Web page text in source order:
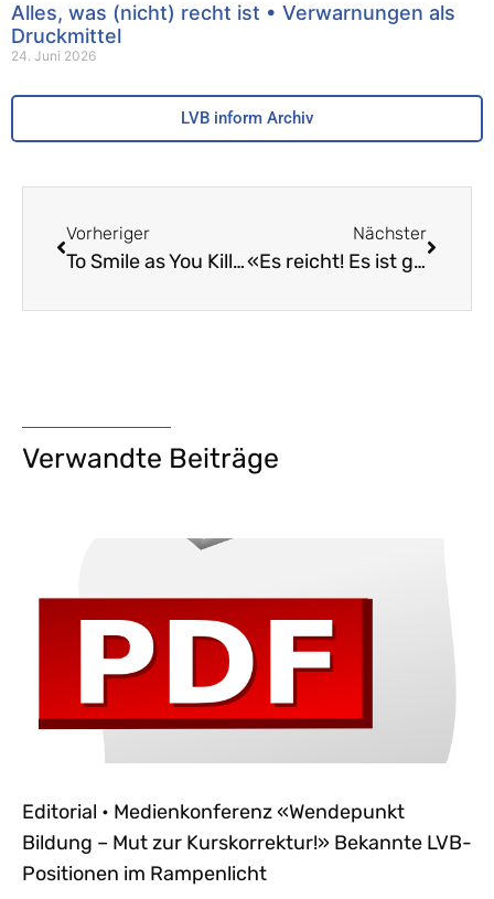
Alles, was (nicht) recht ist • Verwarnungen als
Druckmittel
24. Juni 2026
LVB inform Archiv
Vorheriger
To Smile as You Kill – Ein Kommentar
Nächster
«Es reicht! Es ist genug! Es ist mehr als genug!» – Die Protestkundgebung der ABP vom 8. November 2017
Verwandte Beiträge
Editorial • Medienkonferenz «Wendepunkt
Bildung – Mut zur Kurskorrektur!» Bekannte LVB-
Positionen im Rampenlicht